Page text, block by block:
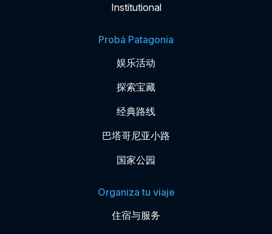
Institutional
Probá Patagonia
娱乐活动
探索宝藏
经典路线
巴塔哥尼亚小路
国家公园
Organiza tu viaje
住宿与服务